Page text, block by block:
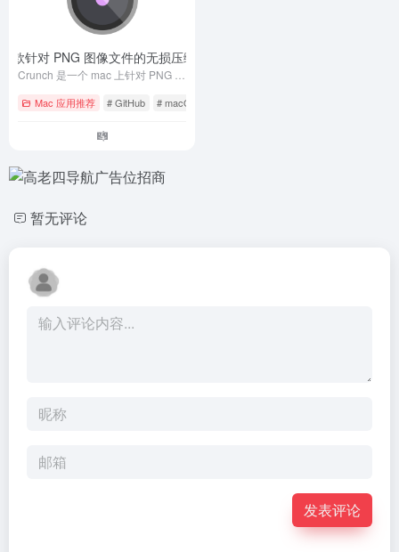
款针对 PNG 图像文件的无损压缩工具
Mac 应用推荐 # GitHub # macOS
暂无评论
发表评论